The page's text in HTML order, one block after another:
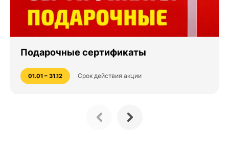
Подарочные сертификаты
01.01 – 31.12 Срок действия акции